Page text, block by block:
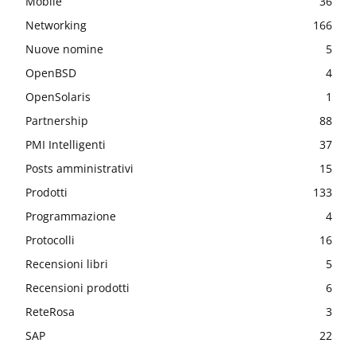
Networking
166
Nuove nomine
5
OpenBSD
4
OpenSolaris
1
Partnership
88
PMI Intelligenti
37
Posts amministrativi
15
Prodotti
133
Programmazione
4
Protocolli
16
Recensioni libri
5
Recensioni prodotti
6
ReteRosa
3
SAP
22